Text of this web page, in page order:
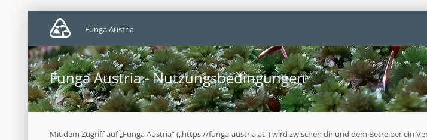
Funga Austria
Funga Austria - Nutzungsbedingungen
Mit dem Zugriff auf „Funga Austria“ („https://funga-austria.at“) wird zwischen dir und dem Betreiber ein